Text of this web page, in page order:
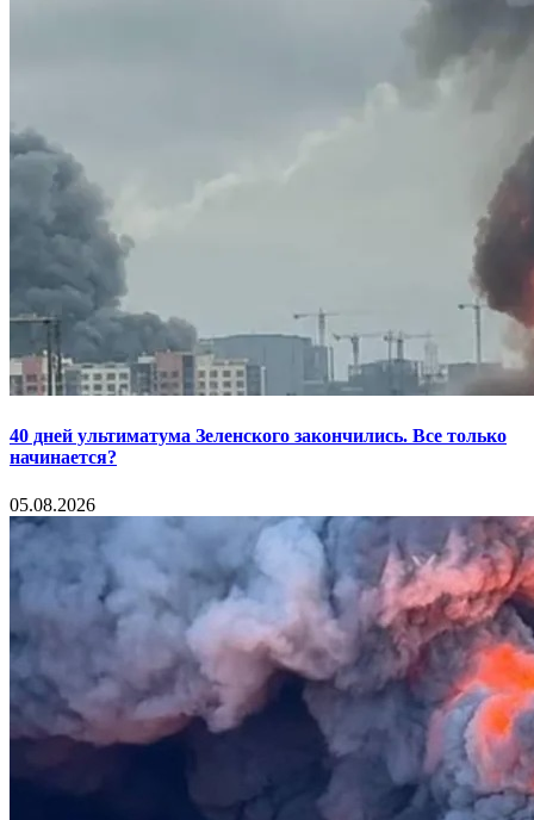
40 дней ультиматума Зеленского закончились. Все только
начинается?
05.08.2026